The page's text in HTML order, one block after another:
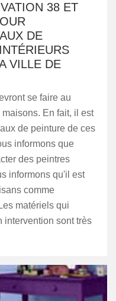
38 ET
DE
VILLE DE
se faire au
En fait, il est
de peinture de ces
informons que
des peintres
informons qu'il est
comme
matériels qui
intervention sont très